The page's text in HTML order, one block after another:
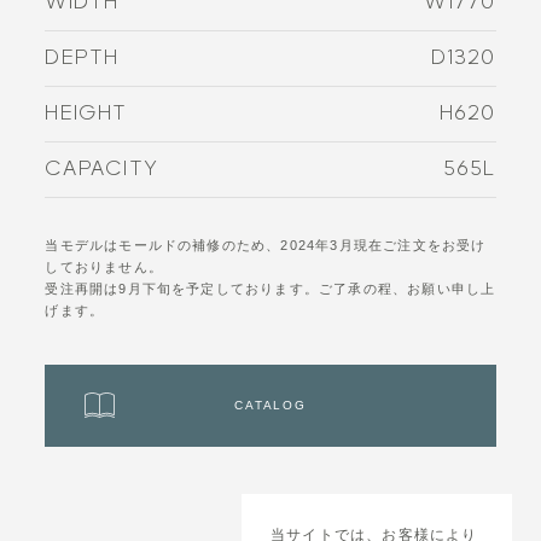
DEPTH D1320
HEIGHT H620
CAPACITY 565L
当モデルはモールドの補修のため、2024年3月現在ご注文をお受け
しておりません。
受注再開は9月下旬を予定しております。ご了承の程、お願い申し上
げます。
CATALOG
当サイトでは、お客様により